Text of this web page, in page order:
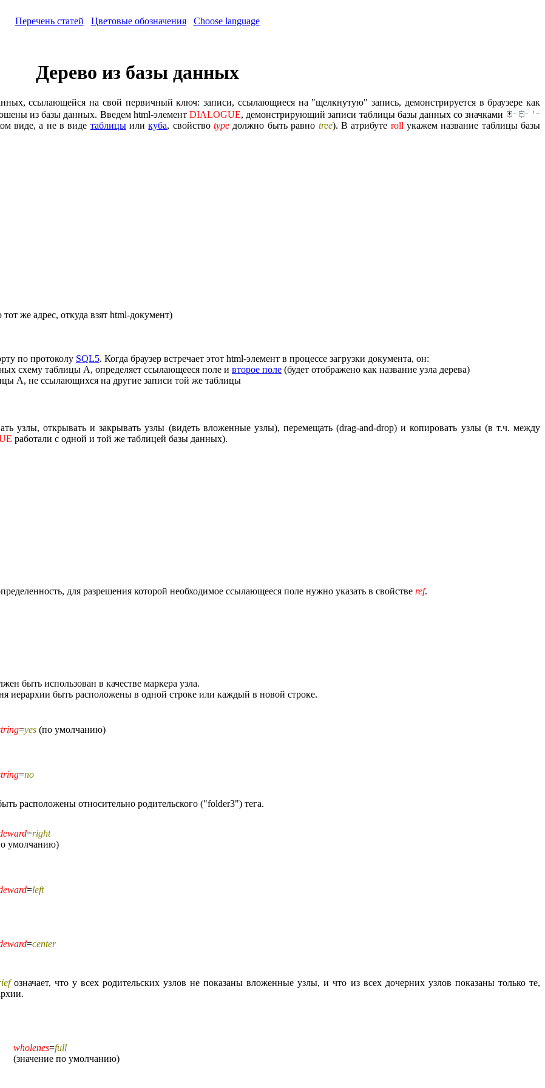
Перечень статей Цветовые обозначения Choose language
Дерево из базы данных
ссылающейся на свой первичный ключ: записи, ссылающиеся на "щелкнутую" запись, демонстрируется в браузере как
из базы данных. Введем html-элемент DIALOGUE, демонстрирующий записи таблицы базы данных со значками
виде, а не в виде таблицыиликуба, свойствоtype должно быть равно tree). В атрибуте roll укажем название таблицы базы
же адрес, откуда взят html-документ)
по протоколу SQL5. Когда браузер встречает этот html-элемент в процессе загрузки документа, он:
схему таблицы A, определяет ссылающееся поле и второе поле (будет отображено как название узла дерева)
A, не ссылающихся на другие записи той же таблицы
узлы, открывать и закрывать узлы (видеть вложенные узлы), перемещать (drag-and-drop) и копировать узлы (в т.ч. между
работали с одной и той же таблицей базы данных).
для разрешения которой необходимое ссылающееся поле нужно указать в свойстве ref.
быть использован в качестве маркера узла.
иерархии быть расположены в одной строке или каждый в новой строке.
=yes (по умолчанию)
=no
расположены относительно родительского ("folder3") тега.
=right
умолчанию)
=left
=center
означает, что у всех родительских узлов не показаны вложенные узлы, и что из всех дочерних узлов показаны только те,
wholenes=full
(значение по умолчанию)